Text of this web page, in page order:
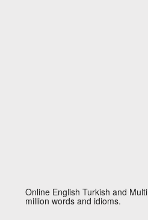
Online English Turkish and
million words and idioms.